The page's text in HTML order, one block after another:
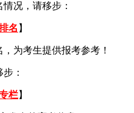
况，请移步：
名 】
为考生提供报考参考！
：
栏】